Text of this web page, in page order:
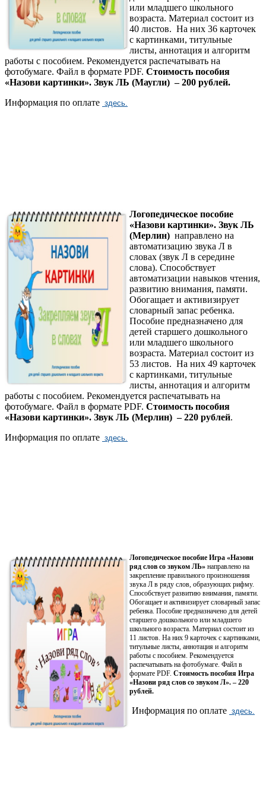
или младшего школьного
возраста. Материал состоит из
40 листов. На них 36 карточек
с картинками, титульные
листы, аннотация и алгоритм
работы с пособием. Рекомендуется распечатывать на
фотобумаге. Файл в формате PDF. Стоимость пособия
«Назови картинки». Звук ЛЬ (Маугли) – 200 рублей.
Информация по оплате здесь.
Логопедическое пособие
«Назови картинки». Звук ЛЬ
(Мерлин) направлено на
автоматизацию звука Л в
словах (звук Л в середине
слова). Способствует
автоматизации навыков чтения,
развитию внимания, памяти.
Обогащает и активизирует
словарный запас ребенка.
Пособие предназначено для
детей старшего дошкольного
или младшего школьного
возраста. Материал состоит из
53 листов. На них 49 карточек
с картинками, титульные
листы, аннотация и алгоритм
работы с пособием. Рекомендуется распечатывать на
фотобумаге. Файл в формате PDF. Стоимость пособия
«Назови картинки». Звук ЛЬ (Мерлин) – 220 рублей.
Информация по оплате здесь.
Логопедическое пособие Игра «Назови
ряд слов со звуком ЛЬ» направлено на
закрепление правильного произношения
звука Л в ряду слов, образующих рифму.
Способствует развитию внимания, памяти.
Обогащает и активизирует словарный запас
ребенка. Пособие предназначено для детей
старшего дошкольного или младшего
школьного возраста. Материал состоит из
11 листов. На них 9 карточек с картинками,
титульные листы, аннотация и алгоритм
работы с пособием. Рекомендуется
распечатывать на фотобумаге. Файл в
формате PDF. Стоимость пособия Игра
«Назови ряд слов со звуком Л». – 220
рублей.
Информация по оплате здесь.